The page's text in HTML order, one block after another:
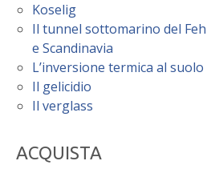
Koselig
Il tunnel sottomarino del
e Scandinavia
L’inversione termica al suolo
Il gelicidio
Il verglass
ACQUISTA